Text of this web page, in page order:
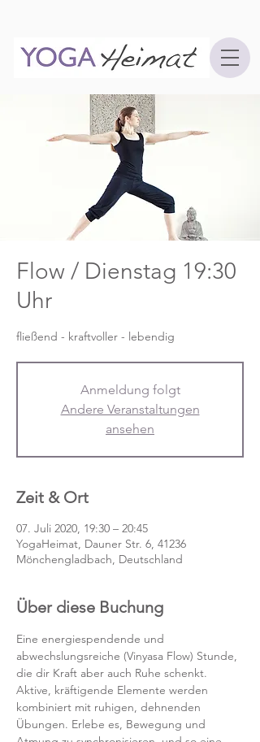
Flow / Dienstag 19:30
Uhr
fließend - kraftvoller - lebendig
Anmeldung folgt
Andere Veranstaltungen
ansehen
Zeit & Ort
07. Juli 2020, 19:30 – 20:45
YogaHeimat, Dauner Str. 6, 41236
Mönchengladbach, Deutschland
Über diese Buchung
Eine energiespendende und
abwechslungsreiche (Vinyasa Flow) Stunde,
die dir Kraft aber auch Ruhe schenkt.
Aktive, kräftigende Elemente werden
kombiniert mit ruhigen, dehnenden
Übungen. Erlebe es, Bewegung und